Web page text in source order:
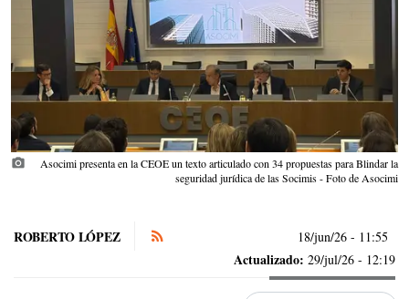
photo_camera
Asocimi presenta en la CEOE un texto articulado con 34 propuestas para Blindar la
seguridad jurídica de las Socimis - Foto de Asocimi
ROBERTO LÓPEZ 18/jun/26 - 11:55
Actualizado: 29/jul/26 - 12:19